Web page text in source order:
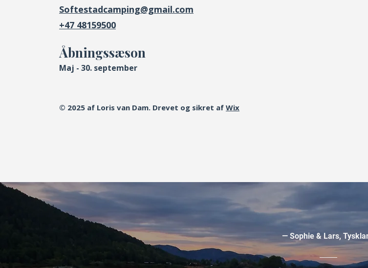
Softestadcamping@gmail.com
+47 48159500
Åbningssæson
Maj - 30. september
© 2025 af Loris van Dam. Drevet og sikret af Wix
— Sophie & Lars,